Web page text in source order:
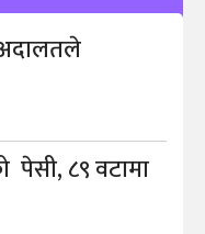
अदालतले
पेसी, ८९ वटामा